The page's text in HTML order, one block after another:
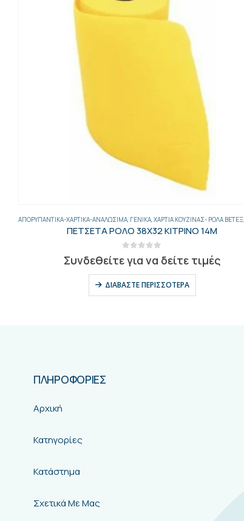
ΑΠΟΡΥΠΑΝΤΙΚΆ-ΧΑΡΤΙΚΆ-ΑΝΑΛΏΣΙΜΑ ΓΕΝΙΚΑ ΧΑΡΤΙΆ ΚΟΥΖΊΝΑΣ- ΡΟΛΆ ΒΕΤΈΞ
ΠΕΤΣΕΤΑ ΡΟΛΟ 38Χ32 ΚΙΤΡΙΝΟ 14Μ
Συνδεθείτε για να δείτε τιμές
ΔΙΑΒΆΣΤΕ ΠΕΡΙΣΣΌΤΕΡΑ
ΠΛΗΡΟΦΟΡΙΕΣ
Αρχική
Κατηγορίες
Κατάστημα
Σχετικά Με Μας